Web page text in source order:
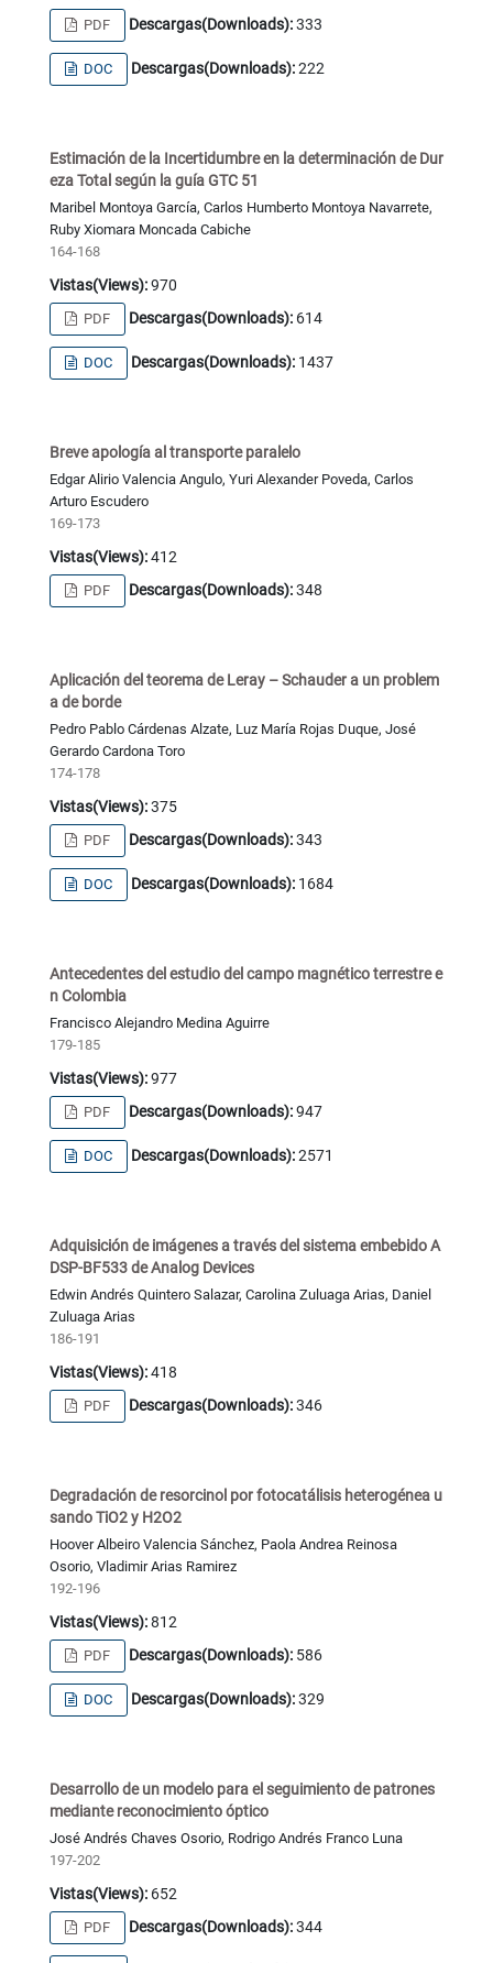
PDF Descargas(Downloads):333
DOC Descargas(Downloads):222
Estimación de la Incertidumbre en la determinación de Dur
eza Total según la guía GTC 51
Maribel Montoya García, Carlos Humberto Montoya Navarrete,
Ruby Xiomara Moncada Cabiche
164-168
Vistas(Views):970
PDF Descargas(Downloads): 614
DOC Descargas(Downloads): 1437
Breve apología al transporte paralelo
Edgar Alirio Valencia Angulo, Yuri Alexander Poveda, Carlos
Arturo Escudero
169-173
Vistas(Views):412
PDF Descargas(Downloads):348
Aplicación del teorema de Leray – Schauder a un problem
a de borde
Pedro Pablo Cárdenas Alzate, Luz María Rojas Duque, José
Gerardo Cardona Toro
174-178
Vistas(Views):375
PDF Descargas(Downloads):343
DOC Descargas(Downloads): 1684
Antecedentes del estudio del campo magnético terrestre e
n Colombia
Francisco Alejandro Medina Aguirre
179-185
Vistas(Views):977
PDF Descargas(Downloads):947
DOC Descargas(Downloads):2571
Adquisición de imágenes a través del sistema embebido A
DSP-BF533 de Analog Devices
Edwin Andrés Quintero Salazar, Carolina Zuluaga Arias, Daniel
Zuluaga Arias
186-191
Vistas(Views):418
PDF Descargas(Downloads):346
Degradación de resorcinol por fotocatálisis heterogénea u
sando TiO2 y H2O2
Hoover Albeiro Valencia Sánchez, Paola Andrea Reinosa
Osorio, Vladimir Arias Ramirez
192-196
Vistas(Views):812
PDF Descargas(Downloads): 586
DOC Descargas(Downloads):329
Desarrollo de un modelo para el seguimiento de patrones
mediante reconocimiento óptico
José Andrés Chaves Osorio, Rodrigo Andrés Franco Luna
197-202
Vistas(Views):652
PDF Descargas(Downloads):344